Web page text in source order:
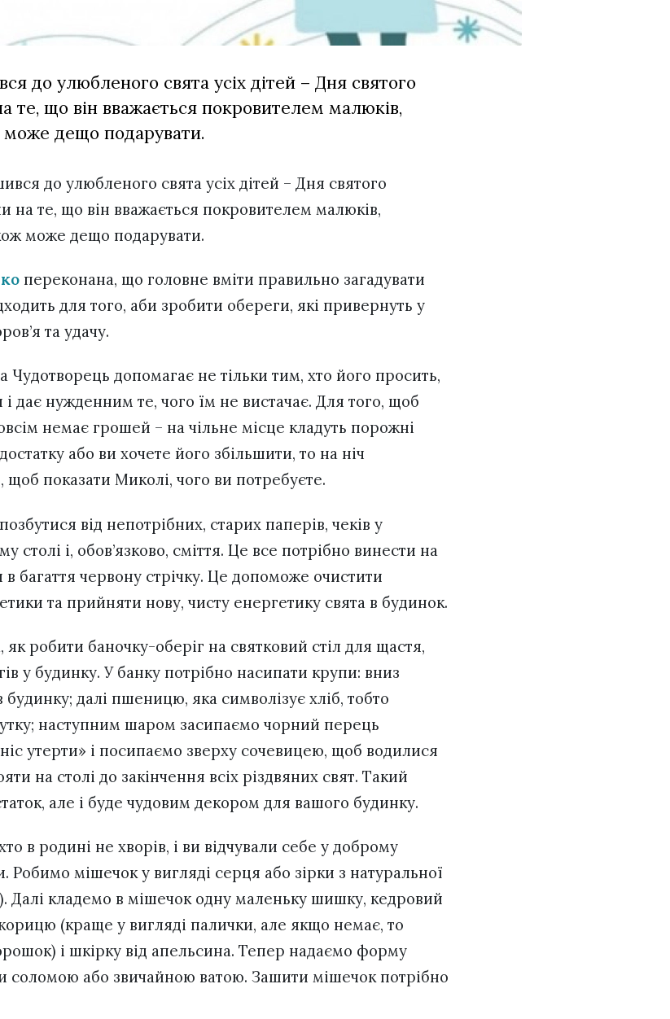
до улюбленого свята усіх дітей – Дня святого
що він вважається покровителем малюків,
дещо подарувати.
до улюбленого свята усіх дітей – Дня святого
на те, що він вважається покровителем малюків,
може дещо подарувати.
переконана, що головне вміти правильно загадувати
для того, аби зробити обереги, які привернуть у
та удачу.
допомагає не тільки тим, хто його просить,
і дає нужденним те, чого їм не вистачає. Для того, щоб
немає грошей – на чільне місце кладуть порожні
або ви хочете його збільшити, то на ніч
показати Миколі, чого ви потребуєте.
від непотрібних, старих паперів, чеків у
столі і, обов’язково, сміття. Це все потрібно винести на
багаття червону стрічку. Це допоможе очистити
та прийняти нову, чисту енергетику свята в будинок.
робити баночку-оберіг на святковий стіл для щастя,
у будинку. У банку потрібно насипати крупи: вниз
будинку; далі пшеницю, яка символізує хліб, тобто
наступним шаром засипаємо чорний перець
утерти» і посипаємо зверху сочевицею, щоб водилися
на столі до закінчення всіх різдвяних свят. Такий
але і буде чудовим декором для вашого будинку.
в родині не хворів, і ви відчували себе у доброму
Робимо мішечок у вигляді серця або зірки з натуральної
Далі кладемо в мішечок одну маленьку шишку, кедровий
(краще у вигляді палички, але якщо немає, то
і шкірку від апельсина. Тепер надаємо форму
соломою або звичайною ватою. Зашити мішечок потрібно